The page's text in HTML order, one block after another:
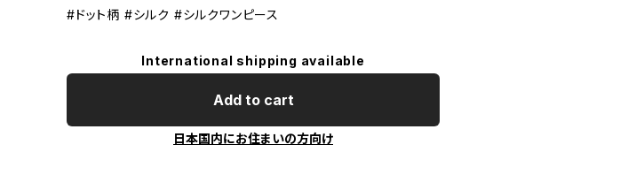
#ドット柄 #シルク #シルクワンピース
International shipping available
Add to cart
日本国内にお住まいの方向け